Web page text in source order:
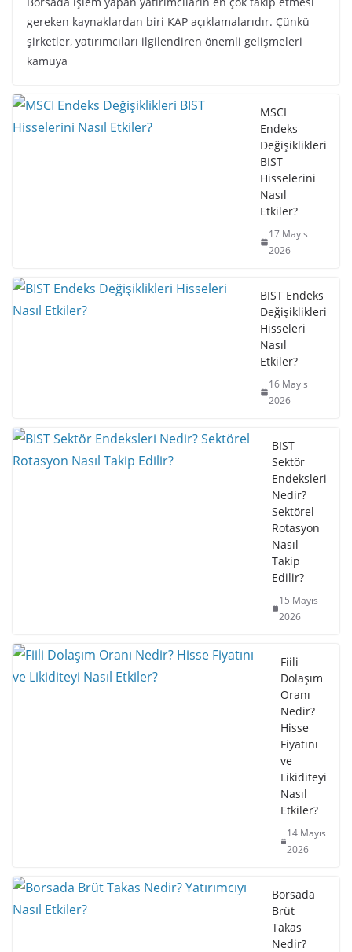
gereken kaynaklardan biri KAP açıklamalarıdır. Çünkü
şirketler, yatırımcıları ilgilendiren önemli gelişmeleri
kamuya
MSCI
Endeks
Değişiklikleri
BIST
Hisselerini
Nasıl
Etkiler?
17 Mayıs
2026
BIST Endeks
Değişiklikleri
Hisseleri
Nasıl
Etkiler?
16 Mayıs
2026
BIST
Sektör
Endeksleri
Nedir?
Sektörel
Rotasyon
Nasıl
Takip
Edilir?
15 Mayıs
2026
Fiili
Dolaşım
Oranı
Nedir?
Hisse
Fiyatını
ve
Likiditeyi
Nasıl
Etkiler?
14 Mayıs
2026
Borsada
Brüt
Takas
Nedir?